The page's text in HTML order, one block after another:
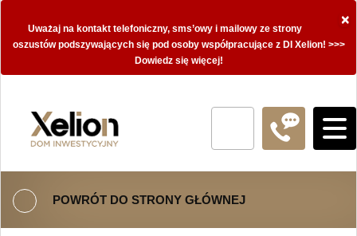
×
Uważaj na kontakt telefoniczny, sms’owy i mailowy ze strony
oszustów podszywających się pod osoby współpracujące z DI Xelion! >>>
Dowiedz się więcej!
POWRÓT DO STRONY GŁÓWNEJ